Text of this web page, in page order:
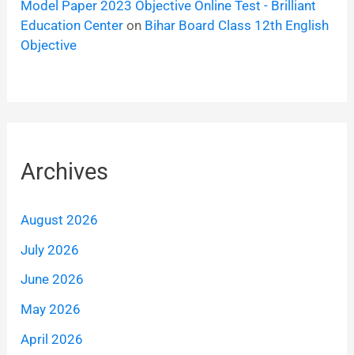
Model Paper 2023 Objective Online Test - Brilliant
Education Center on Bihar Board Class 12th English
Objective
Archives
August 2026
July 2026
June 2026
May 2026
April 2026